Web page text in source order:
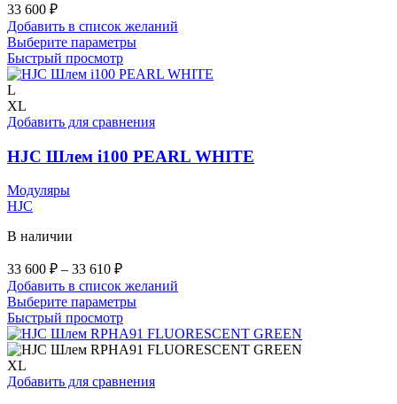
33 600 ₽
Добавить в список желаний
Выберите параметрыЭтот
имеет
Опции
выбрать
на
Быстрый просмотр
L
XL
Добавить для сравнения
HJC Шлем i100 PEARL WHITE
Модуляры
HJC
В наличии
33 600 ₽ – 33 610 ₽Диапазон
цен:
33
600 ₽
–
33
Добавить в список желаний
Выберите параметрыЭтот
имеет
несколько
Опции
Быстрый просмотр
XL
Добавить для сравнения